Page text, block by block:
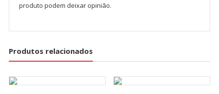
produto podem deixar opinião.
Produtos relacionados